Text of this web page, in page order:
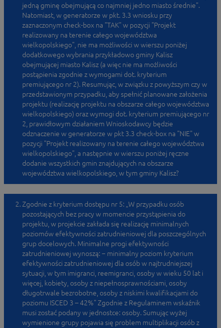
jedną gminę obejmującą co najmniej jedno miasto średnie".
Natomiast, w generatorze w pkt. 3.3 wniosku przy
zaznaczonym check-box na "TAK" w pozycji "Projekt
realizowany na terenie całego województwa
wielkopolskiego", nie ma możliwości w wierszu poniżej
dodatkowego wybrania przykładowo gminy Kalisz
obejmującej miasto Kalisz (a więc nie ma możliwości
postąpienia zgodnie z wymogami dot. kryterium
premiującego nr 2). Resumując, w związku z powyższym czy w
przedstawionym przypadku, aby spełnić planowane założenia
projektu (realizację projektu na obszarze całego województwa
wielkopolskiego) oraz wymogi dot. kryterium premiującego nr
2, prawidłowym działaniem Wnioskodawcy będzie
odznaczenie w generatorze w pkt 3.3 check-box na "NIE" w
pozycji "Projekt realizowany na terenie całego województwa
wielkopolskiego", a następnie w wierszu poniżej ręczne
dodanie wszystkich gmin znajdujących na obszarze
województwa wielkopolskiego, w tym gminy Kalisz?
Zgodnie z kryterium dostępu nr 5: „W przypadku osób
pozostających bez pracy w momencie przystąpienia do
projektu, w projekcie zakłada się realizację minimalnych
poziomów efektywności zatrudnieniowej dla poszczególnych
grup docelowych. Minimalne progi efektywności
zatrudnieniowej wynoszą: − minimalny poziom kryterium
efektywności zatrudnieniowej dla osób w najtrudniejszej
sytuacji, w tym imigranci, reemigranci, osoby w wieku 50 lat i
więcej, kobiety, osoby z niepełnosprawnościami, osoby
długotrwale bezrobotne, osoby z niskimi kwalifikacjami do
poziomu ISCED 3 – 42%" Zgodnie z Regulaminem wskaźnik
musi zostać podany w jednostce: osoby. Sumując wyżej
wymienione grupy pojawia się problem multiplikacji osób z